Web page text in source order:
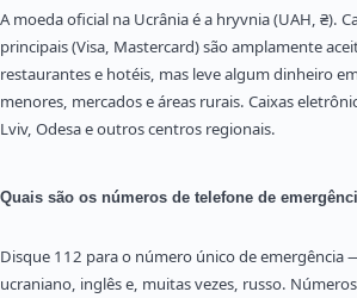
A moeda oficial na Ucrânia é a hryvnia (UAH, ₴).
principais (Visa, Mastercard) são amplamente
restaurantes e hotéis, mas leve algum dinheiro
menores, mercados e áreas rurais. Caixas
Lviv, Odesa e outros centros regionais.
Quais são os números de telefone de
Disque 112 para o número único de emergência
ucraniano, inglês e, muitas vezes, russo.